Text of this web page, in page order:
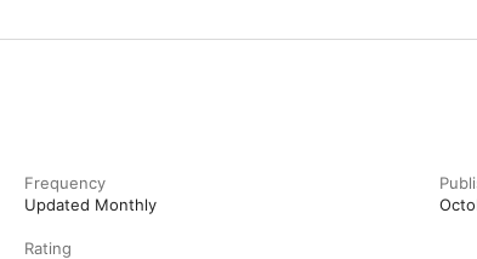
Frequency
Updated Monthly
Rating